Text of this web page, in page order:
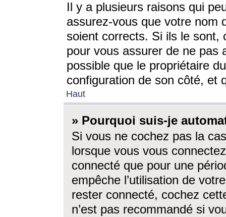
Il y a plusieurs raisons qui
assurez-vous que votre nom
soient corrects. Si ils le sont,
pour vous assurer de ne pas
possible que le propriétaire
configuration de son côté, et
Haut
» Pourquoi suis-je
Si vous ne cochez pas la
lorsque vous vous
connecté que pour une
empêche l’utilisation de
rester connecté, cochez
n’est pas recommandé si